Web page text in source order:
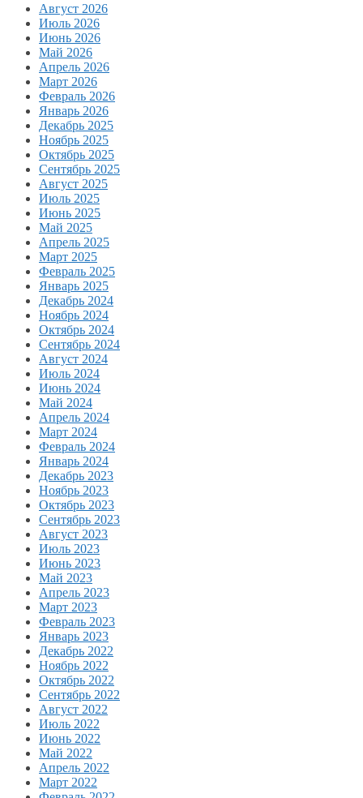
Август 2026
Июль 2026
Июнь 2026
Май 2026
Апрель 2026
Март 2026
Февраль 2026
Январь 2026
Декабрь 2025
Ноябрь 2025
Октябрь 2025
Сентябрь 2025
Август 2025
Июль 2025
Июнь 2025
Май 2025
Апрель 2025
Март 2025
Февраль 2025
Январь 2025
Декабрь 2024
Ноябрь 2024
Октябрь 2024
Сентябрь 2024
Август 2024
Июль 2024
Июнь 2024
Май 2024
Апрель 2024
Март 2024
Февраль 2024
Январь 2024
Декабрь 2023
Ноябрь 2023
Октябрь 2023
Сентябрь 2023
Август 2023
Июль 2023
Июнь 2023
Май 2023
Апрель 2023
Март 2023
Февраль 2023
Январь 2023
Декабрь 2022
Ноябрь 2022
Октябрь 2022
Сентябрь 2022
Август 2022
Июль 2022
Июнь 2022
Май 2022
Апрель 2022
Март 2022